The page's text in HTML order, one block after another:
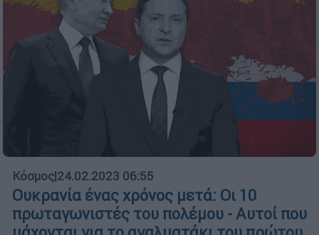
Κόσμος|24.02.2023 06:55
Ουκρανία ένας χρόνος μετά: Οι 10
πρωταγωνιστές του πολέμου - Αυτοί που